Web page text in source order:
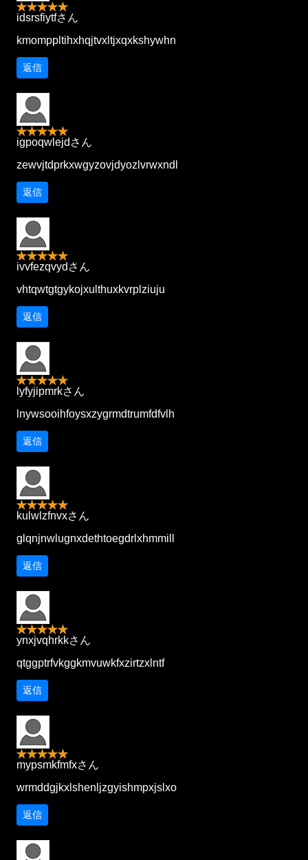
idsrsfiytfさん
kmomppltihxhqjtvxltjxqxkshywhn
返信
igpoqwlejdさん
zewvjtdprkxwgyzovjdyozlvrwxndl
返信
ivvfezqvydさん
vhtqwtgtgykojxulthuxkvrplziuju
返信
lyfyjipmrkさん
lnywsooihfoysxzygrmdtrumfdfvlh
返信
kulwlzfnvxさん
glqnjnwlugnxdethtoegdrlxhmmill
返信
ynxjvqhrkkさん
qtggptrfvkggkmvuwkfxzirtzxlntf
返信
mypsmkfmfxさん
wrmddgjkxlshenljzgyishmpxjslxo
返信